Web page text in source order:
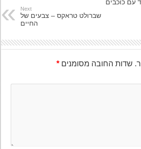
Next
שברולט טראקס – צבעים של
החיים
שדות החובה מסומנים*